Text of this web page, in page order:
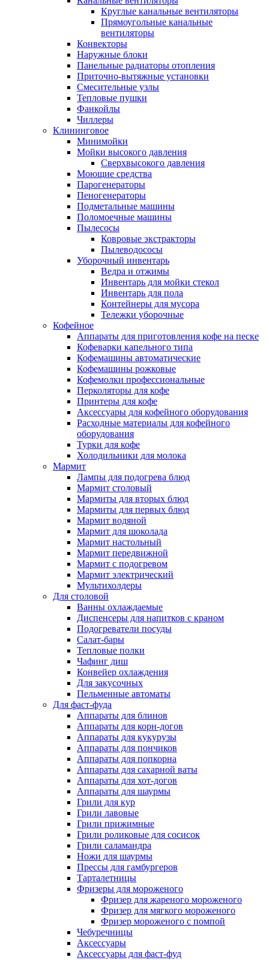
Круглые канальные вентиляторы
Прямоугольные канальные
вентиляторы
Конвекторы
Наружные блоки
Панельные радиаторы отопления
Приточно-вытяжные установки
Смесительные узлы
Тепловые пушки
Фанкойлы
Чиллеры
Клининговое
Минимойки
Мойки высокого давления
Сверхвысокого давления
Моющие средства
Парогенераторы
Пеногенераторы
Подметальные машины
Поломоечные машины
Пылесосы
Ковровые экстракторы
Пылеводососы
Уборочный инвентарь
Ведра и отжимы
Инвентарь для мойки стекол
Инвентарь для пола
Контейнеры для мусора
Тележки уборочные
Кофейное
Аппараты для приготовления кофе на песке
Кофеварки капельного типа
Кофемашины автоматические
Кофемашины рожковые
Кофемолки профессиональные
Перколяторы для кофе
Принтеры для кофе
Аксессуары для кофейного оборудования
Расходные материалы для кофейного
оборудования
Турки для кофе
Холодильники для молока
Мармит
Лампы для подогрева блюд
Мармит столовый
Мармиты для вторых блюд
Мармиты для первых блюд
Мармит водяной
Мармит для шоколада
Мармит настольный
Мармит передвижной
Мармит с подогревом
Мармит электрический
Мультихолдеры
Для столовой
Ванны охлаждаемые
Диспенсеры для напитков с краном
Подогреватели посуды
Салат-бары
Тепловые полки
Чафинг диш
Конвейер охлаждения
Для закусочных
Пельменные автоматы
Для фаст-фуда
Аппараты для блинов
Аппараты для корн-догов
Аппараты для кукурузы
Аппараты для пончиков
Аппараты для попкорна
Аппараты для сахарной ваты
Аппараты для хот-догов
Аппараты для шаурмы
Грили для кур
Грили лавовые
Грили прижимные
Грили роликовые для сосисок
Грили саламандра
Ножи для шаурмы
Прессы для гамбургеров
Тарталетницы
Фризеры для мороженого
Фризер для жареного мороженого
Фризер для мягкого мороженого
Фризер мороженого с помпой
Чебуречницы
Аксессуары
Аксессуары для фаст-фуд